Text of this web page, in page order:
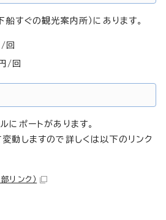
船すぐの観光案内所）にあります。
回
/回
にポートがあります。
動しますので詳しくは以下のリンク
部リンク）